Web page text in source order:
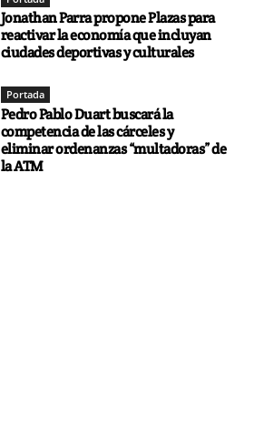
Jonathan Parra propone Plazas para
reactivar la economía que incluyan
ciudades deportivas y culturales
Portada
Pedro Pablo Duart buscará la
competencia de las cárceles y
eliminar ordenanzas “multadoras” de
la ATM